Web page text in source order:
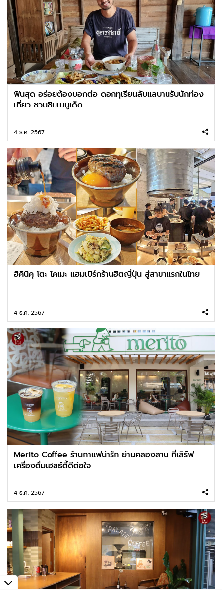
ฟินสุด อร่อยต้องบอกต่อ ดอกทุเรียนลับแลบานรับนักท่อง
เที่ยว ชวนชิมเมนูเด็ด
4 ธ.ค. 2567
ฮิคินิคุ โตะ โคเมะ แฮมเบิร์กร้านฮิตญี่ปุ่น สู่สาขาแรกในไทย
4 ธ.ค. 2567
Merito Coffee ร้านกาแฟน่ารัก ย่านคลองสาน ที่เสิร์ฟ
เครื่องดื่มเฮลธ์ตี้ดีต่อใจ
4 ธ.ค. 2567